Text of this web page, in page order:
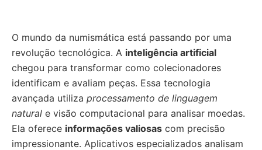
O mundo da numismática está passando por uma
revolução tecnológica. A inteligência artificial
chegou para transformar como colecionadores
identificam e avaliam peças. Essa tecnologia
avançada utiliza processamento de linguagem
natural e visão computacional para analisar moedas.
Ela oferece informações valiosas com precisão
impressionante. Aplicativos especializados analisam